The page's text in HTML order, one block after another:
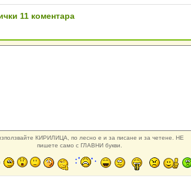
11 коментара
КИРИЛИЦА, по лесно е и за писане и за четене. НЕ
пишете само с ГЛАВНИ букви.